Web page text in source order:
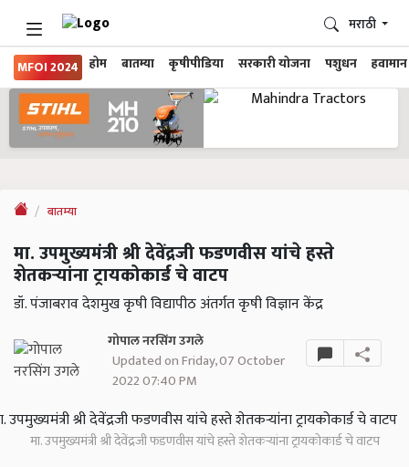
MFOI 2024 होम बातम्या कृषीपीडिया सरकारी योजना पशुधन हवामान
मराठी
बातम्या
मा. उपमुख्यमंत्री श्री देवेंद्रजी फडणवीस यांचे हस्ते
शेतकऱ्यांना ट्रायकोकार्ड चे वाटप
डॉ. पंजाबराव देशमुख कृषी विद्यापीठ अंतर्गत कृषी विज्ञान केंद्र
गोपाल नरसिंग उगले
Updated on Friday, 07 October
2022 07:40 PM
मा. उपमुख्यमंत्री श्री देवेंद्रजी फडणवीस यांचे हस्ते शेतकऱ्यांना ट्रायकोकार्ड चे वाटप